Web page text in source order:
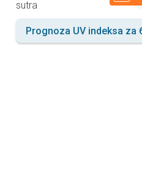
sutra
Prognoza UV indeksa za